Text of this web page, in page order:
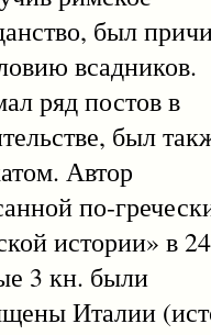
был
всадников.
ряд постов в
был
Автор
по-
истории» в
3 кн. были
Италии